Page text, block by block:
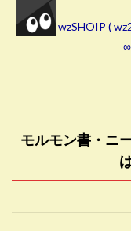
wzSHOIP (
∞
モルモン書・ニ